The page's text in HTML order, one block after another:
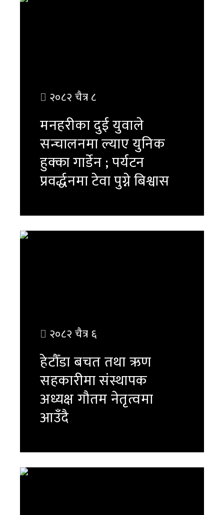
२०८२ चैत्र ८
मनहरीका दुई युवाले
सन्चालनमा ल्याए युनिक
हुक्का गार्डेन ; पर्यटन
प्रवर्द्धनमा टेवा पुग्ने बिश्वास
२०८२ चैत्र ६
हेटौँडा बचत तथा ऋण
सहकारीमा संस्थापक
अध्यक्ष गौतम नेतृत्वमा
आउँदै